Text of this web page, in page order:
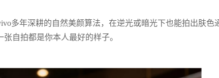
多年深耕的自然美颜算法，在逆光或暗光下也能拍出肤色
自拍都是你本人最好的样子。